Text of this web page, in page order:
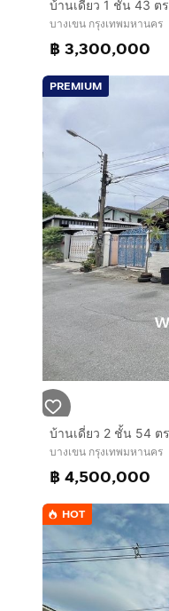
- ปูกระเบื้องใหม่ทั้ง
- พร้อมห้องเก็บของ
- ห้องตากผ้าแยกพ
สิ่งอำนวยความสะดว
– คลับเฮาส์ (ซาวน่า)
– สระว่ายน้ำ, ฟิตเนส
– อื่นๆ (สนามชู๊ตบา
สถานที่ใกล้เคียง :
- เซ็นทรัล รามอินท
- แฟชั่น ไอซ์แลนด์
- เพลินนารี่มอลล์
- ม.เกษตรศาสตร์
- รร.สตรีวิทยา
- VBAC Ram Inthra
- ท่าอากาศยานดอน
- โรงพยาบาลสินแพท
- hospital
- U Clinic - สาขา
- We are dentists
- ตลาดถนอมมิตร /
ราคาขาย : 13.95 ล้
สนใจติดต่อ : คุณ นุ่น
โทร :
กดเพื่อดูเบอ
บางเขน กรุงเทพมหานคร
฿ 3,300,000
PREMIUM
บางเขน กรุงเทพมหานคร
฿ 4,500,000
HOT